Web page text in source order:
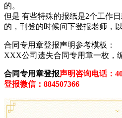
的。
但是 有些特殊的报纸是2个工作
的，刊登的时候问下登报老师，
合同专用章登报声明参考模板：
XXX公司遗失合同专用章一枚，
合同专用章登报声明咨询电话：
登报微信：884507366